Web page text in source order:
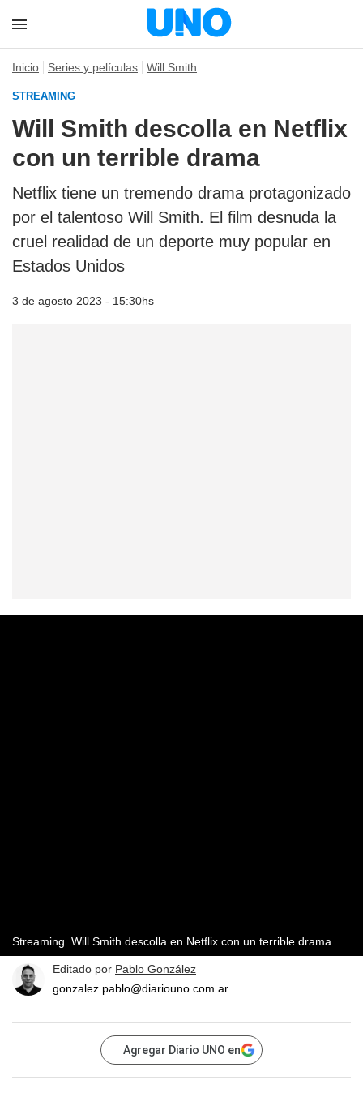
Inicio Series y películas Will Smith
STREAMING
Will Smith descolla en Netflix
con un terrible drama
Netflix tiene un tremendo drama protagonizado
por el talentoso Will Smith. El film desnuda la
cruel realidad de un deporte muy popular en
Estados Unidos
3 de agosto 2023 - 15:30hs
Streaming. Will Smith descolla en Netflix con un terrible drama.
Editado por Pablo González
gonzalez.pablo@diariouno.com.ar
Agregar Diario UNO en